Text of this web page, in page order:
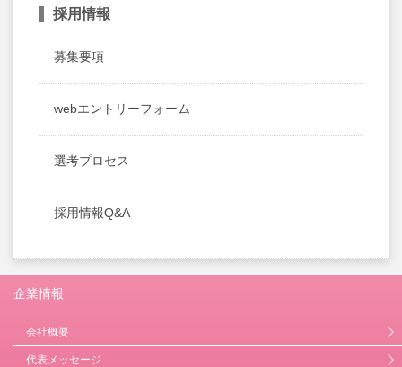
採用情報
募集要項
webエントリーフォーム
選考プロセス
採用情報Q&A
企業情報
会社概要
代表メッセージ